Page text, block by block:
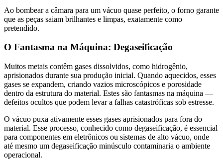
Ao bombear a câmara para um vácuo quase perfeito, o forno garante
que as peças saiam brilhantes e limpas, exatamente como
pretendido.
O Fantasma na Máquina: Degaseificação
Muitos metais contêm gases dissolvidos, como hidrogênio,
aprisionados durante sua produção inicial. Quando aquecidos, esses
gases se expandem, criando vazios microscópicos e porosidade
dentro da estrutura do material. Estes são fantasmas na máquina —
defeitos ocultos que podem levar a falhas catastróficas sob estresse.
O vácuo puxa ativamente esses gases aprisionados para fora do
material. Esse processo, conhecido como degaseificação, é essencial
para componentes em eletrônicos ou sistemas de alto vácuo, onde
até mesmo um degaseificação minúsculo contaminaria o ambiente
operacional.